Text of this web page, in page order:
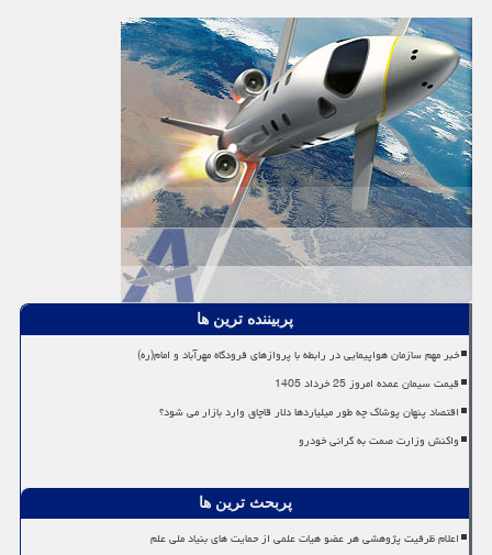
پربیننده ترین ها
خبر مهم سازمان هواپیمایی در رابطه با پروازهای فرودگاه مهرآباد و امام(ره)
قیمت سیمان عمده امروز 25 خرداد 1405
اقتصاد پنهان پوشاک چه طور میلیاردها دلار قاچاق وارد بازار می شود؟
واکنش وزارت صمت به گرانی خودرو
پربحث ترین ها
اعلام ظرفیت پژوهشی هر عضو هیات علمی از حمایت های بنیاد ملی علم